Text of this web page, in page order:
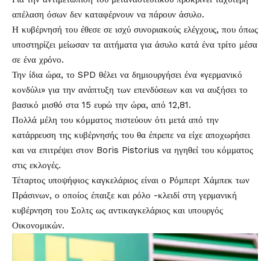
απέλαση όσων δεν καταφέρνουν να πάρουν άσυλο.
Η κυβέρνησή του έθεσε σε ισχύ συνοριακούς ελέγχους, που όπως
υποστηρίζει μείωσαν τα αιτήματα για άσυλο κατά ένα τρίτο μέσα
σε ένα χρόνο.
Την ίδια ώρα, το SPD θέλει να δημιουργήσει ένα «γερμανικό
κονδύλι» για την ανάπτυξη των επενδύσεων και να αυξήσει το
βασικό μισθό στα 15 ευρώ την ώρα, από 12,81.
Πολλά μέλη του κόμματος πιστεύουν ότι μετά από την
κατάρρευση της κυβέρνησής του θα έπρεπε να είχε αποχωρήσει
και να επιτρέψει στον Boris Pistorius να ηγηθεί του κόμματος
στις εκλογές.
Τέταρτος υποψήφιος καγκελάριος είναι ο Ρόμπερτ Χάμπεκ των
Πράσινων, ο οποίος έπαιξε και ρόλο -κλειδί στη γερμανική
κυβέρνηση του Σολτς ως αντικαγκελάριος και υπουργός
Οικονομικών.